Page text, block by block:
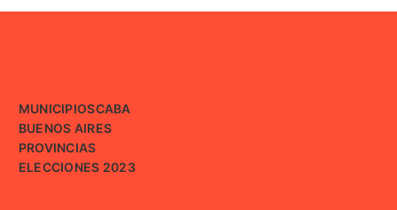
MUNICIPIOSCABA
BUENOS AIRES
PROVINCIAS
ELECCIONES 2023